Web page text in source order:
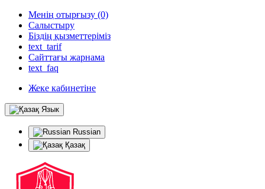
Менің отырғызу (0)
Салыстыру
Біздің қызметтеріміз
text_tarif
Сайттағы жарнама
text_faq
Жеке кабинетіне
Язык
Russian
Қазақ